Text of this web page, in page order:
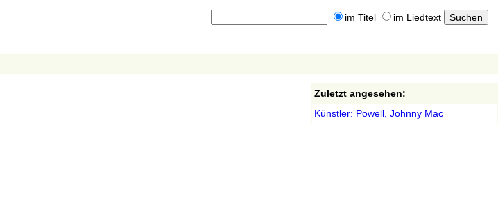
im Titel im Liedtext
Zuletzt angesehen:
Künstler: Powell, Johnny Mac